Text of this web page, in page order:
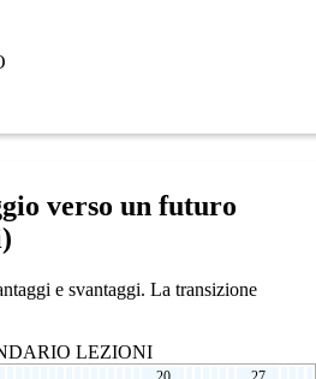
verso un futuro
e svantaggi. La transizione
LEZIONI